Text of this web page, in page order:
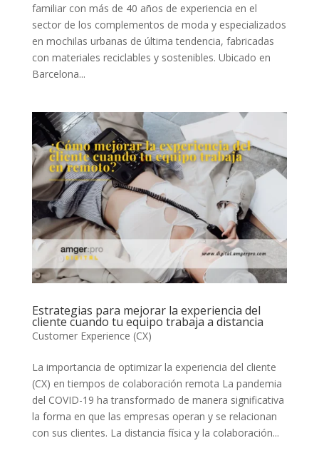
familiar con más de 40 años de experiencia en el
sector de los complementos de moda y especializados
en mochilas urbanas de última tendencia, fabricadas
con materiales reciclables y sostenibles. Ubicado en
Barcelona...
Estrategias para mejorar la experiencia del
cliente cuando tu equipo trabaja a distancia
Customer Experience (CX)
La importancia de optimizar la experiencia del cliente
(CX) en tiempos de colaboración remota La pandemia
del COVID-19 ha transformado de manera significativa
la forma en que las empresas operan y se relacionan
con sus clientes. La distancia física y la colaboración...